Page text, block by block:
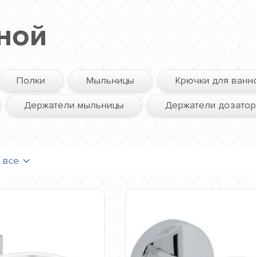
Полки Мыльницы Крючки для
Держатели мыльницы Держатели
все